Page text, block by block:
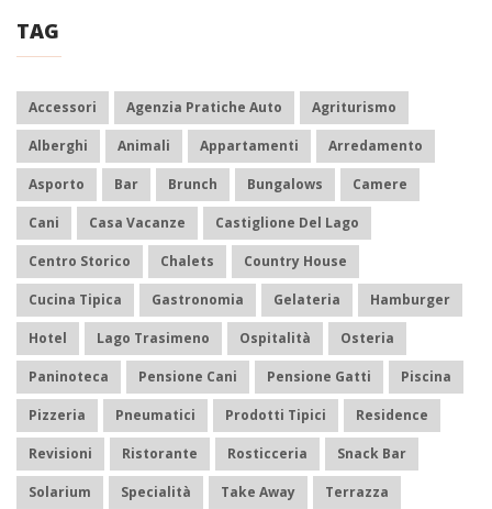
TAG
Accessori Agenzia Pratiche Auto Agriturismo
Alberghi Animali Appartamenti Arredamento
Asporto Bar Brunch Bungalows Camere
Cani Casa Vacanze Castiglione Del Lago
Centro Storico Chalets Country House
Cucina Tipica Gastronomia Gelateria Hamburger
Hotel Lago Trasimeno Ospitalità Osteria
Paninoteca Pensione Cani Pensione Gatti Piscina
Pizzeria Pneumatici Prodotti Tipici Residence
Revisioni Ristorante Rosticceria Snack Bar
Solarium Specialità Take Away Terrazza